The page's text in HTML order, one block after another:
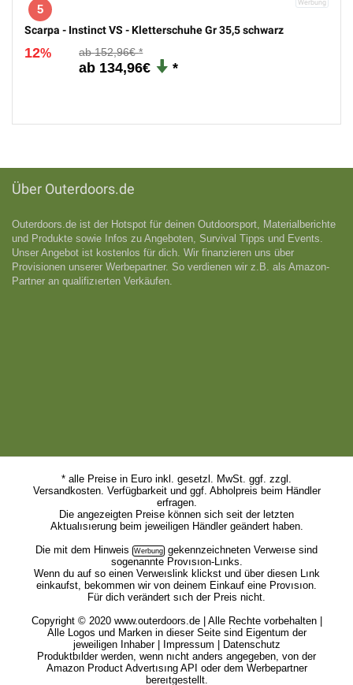
5
Scarpa - Instinct VS - Kletterschuhe Gr 35,5 schwarz
12% 152,96€
134,96€
Über Outerdoors.de
Outerdoors.de ist der Hotspot für deinen Outdoorsport, Materialberichte
und Produkte sowie Infos zu Angeboten, Survival Tipps und Events.
Unser Angebot ist kostenlos für dich. Wir finanzieren uns über
Provisionen unserer Werbepartner. So verdienen wir z.B. als Amazon-
Partner an qualifizıerten Verkäufen.
* alle Preise in Euro inkl. gesetzl. MwSt. ggf. zzgl.
Versandkosten. Verfügbarkeit und ggf. Abholpreis beim Händler
erfragen.
Die angezeigten Preise können sich seit der letzten
Aktualısıerung beim jeweiligen Händler geändert haben.
Die mit dem Hinweis
gekennzeichneten Verweıse sind
sogenannte Provısıon-Lınks.
Wenn du auf so einen Verweıslink klickst und über diesen Lınk
einkaufst, bekommen wir von deinem Einkauf eine Provısıon.
Für dich verändert sıch der Preis nicht.
Copyright © 2020 www.outerdoors.de | Alle Rechte vorbehalten |
Alle Logos und Marken in dieser Seite sind Eigentum der
jeweiligen Inhaber |
Impressum
Datenschutz
Produktbılder werden, wenn nıcht anders angegeben, von der
Amazon Product Advertısıng API oder dem Werbepartner
bereıtgestellt.